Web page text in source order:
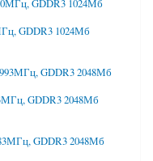
GDDR3 1024Мб
GDDR3 2048Мб